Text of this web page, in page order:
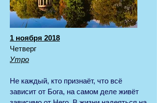
1 ноября 2018
Четверг
Утро
Не каждый, кто признаёт, что всё
зависит от Бога, на самом деле живёт